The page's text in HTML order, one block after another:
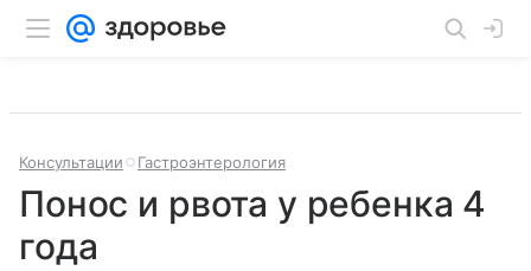
Консультации Гастроэнтерология
Понос и рвота у ребенка 4
года